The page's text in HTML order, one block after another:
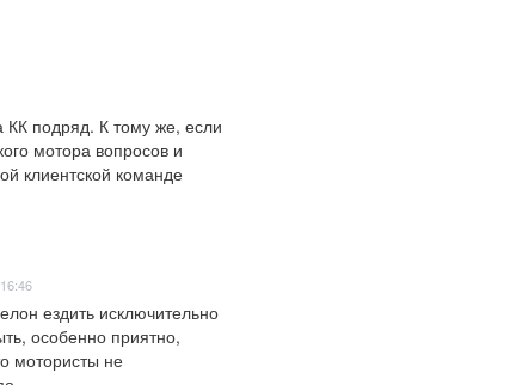
подряд. К тому же, если
мотора вопросов и
клиентской команде
ездить исключительно
особенно приятно,
мотористы не